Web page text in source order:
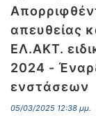
απευθείας
ΕΛ.ΑΚΤ.
2024 -
ενστάσεων
05/03/2025 12:38 μμ.